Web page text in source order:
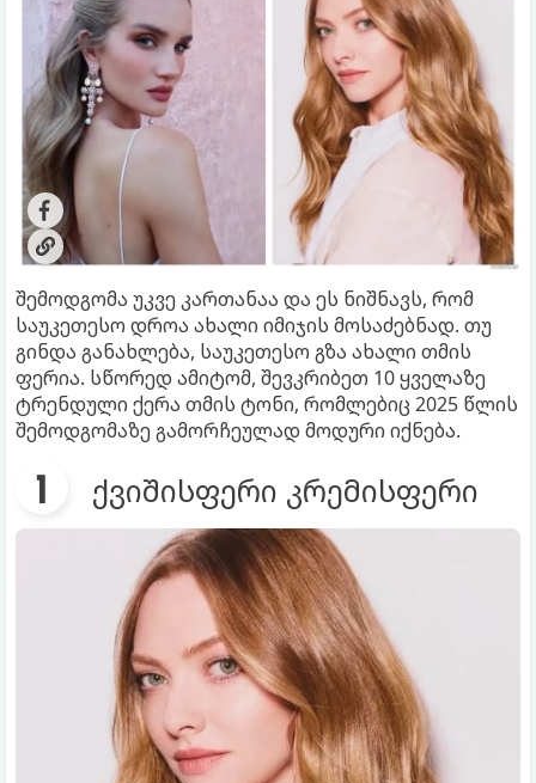
შემოდგომა უკვე კართანაა და ეს ნიშნავს, რომ
საუკეთესო დროა ახალი იმიჯის მოსაძებნად. თუ
გინდა განახლება, საუკეთესო გზა ახალი თმის
ფერია. სწორედ ამიტომ, შევკრიბეთ 10 ყველაზე
ტრენდული ქერა თმის ტონი, რომლებიც 2025 წლის
შემოდგომაზე გამორჩეულად მოდური იქნება.
ქვიშისფერი კრემისფერი